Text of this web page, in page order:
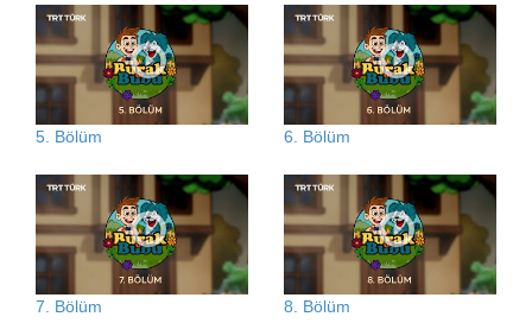
5. Bölüm 6. Bölüm
7. Bölüm 8. Bölüm